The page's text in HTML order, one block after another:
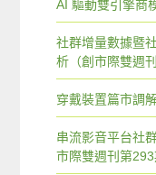
AI 驅動雙引擎商
社群增量數據暨
析（創市際雙週
穿戴裝置篇市調
串流影音平台社
市際雙週刊第293